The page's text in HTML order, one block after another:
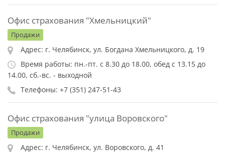
Офис страхования "Хмельницкий"
Продажи
Адрес: г. Челябинск, ул. Богдана Хмельницкого, д. 19
Время работы: пн.-пт. с 8.30 до 18.00, обед с 13.15 до
14.00, сб.-вс. - выходной
Телефоны: +7 (351) 247-51-43
Офис страхования "улица Воровского"
Продажи
Адрес: г. Челябинск, ул. Воровского, д. 41